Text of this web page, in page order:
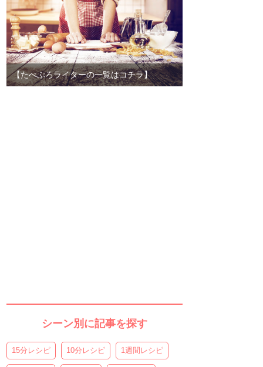
【たべぷろライターの一覧はコチラ】
シーン別に記事を探す
15分レシピ 10分レシピ 1週間レシピ